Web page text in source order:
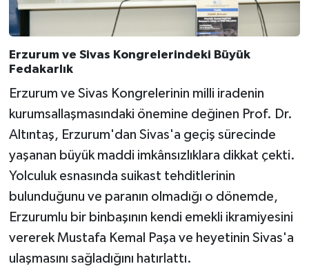
Erzurum ve Sivas Kongrelerindeki Büyük
Fedakarlık
Erzurum ve Sivas Kongrelerinin milli iradenin
kurumsallaşmasındaki önemine değinen Prof. Dr.
Altıntaş, Erzurum'dan Sivas'a geçiş sürecinde
yaşanan büyük maddi imkânsızlıklara dikkat çekti.
Yolculuk esnasında suikast tehditlerinin
bulunduğunu ve paranın olmadığı o dönemde,
Erzurumlu bir binbaşının kendi emekli ikramiyesini
vererek Mustafa Kemal Paşa ve heyetinin Sivas'a
ulaşmasını sağladığını hatırlattı.